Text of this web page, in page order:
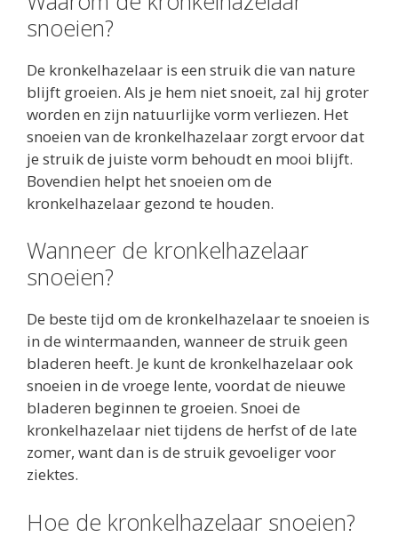
snoeien?
De kronkelhazelaar is een struik die van nature
blijft groeien. Als je hem niet snoeit, zal hij groter
worden en zijn natuurlijke vorm verliezen. Het
snoeien van de kronkelhazelaar zorgt ervoor dat
je struik de juiste vorm behoudt en mooi blijft.
Bovendien helpt het snoeien om de
kronkelhazelaar gezond te houden.
Wanneer de kronkelhazelaar
snoeien?
De beste tijd om de kronkelhazelaar te snoeien is
in de wintermaanden, wanneer de struik geen
bladeren heeft. Je kunt de kronkelhazelaar ook
snoeien in de vroege lente, voordat de nieuwe
bladeren beginnen te groeien. Snoei de
kronkelhazelaar niet tijdens de herfst of de late
zomer, want dan is de struik gevoeliger voor
ziektes.
Hoe de kronkelhazelaar snoeien?